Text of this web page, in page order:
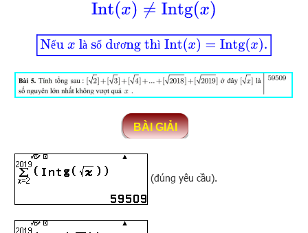
Int(x )≠Intg(x)
ế à ố ươ ì
Nếux là số dương thìInt( x)=Intg x).
(đúng yêu cầu).